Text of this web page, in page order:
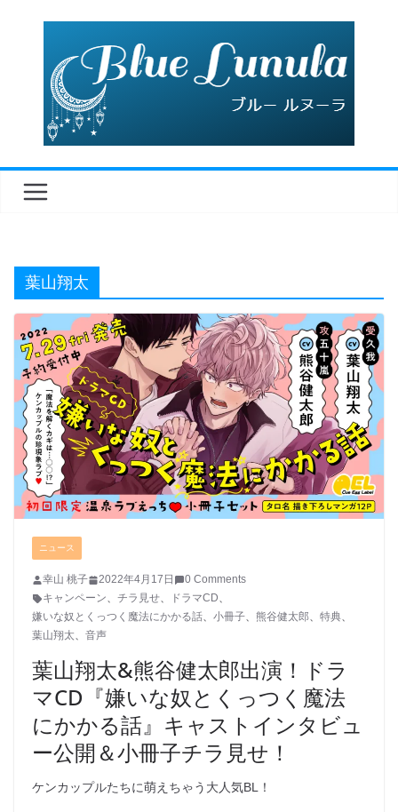
葉山翔太
ニュース
幸山 桃子 2022年4月17日
0 Comments
キャンペーン、 チラ見せ、 ドラマCD、
嫌いな奴とくっつく魔法にかかる話、 小冊子、 熊谷健太郎、 特典、
葉山翔太、 音声
葉山翔太&熊谷健太郎出演！ドラ
マCD『嫌いな奴とくっつく魔法
にかかる話』キャストインタビュ
ー公開＆小冊子チラ見せ！
ケンカップルたちに萌えちゃう大人気BL！